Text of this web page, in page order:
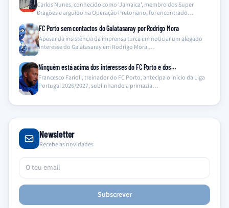
Carlos Nunes, conhecido como 'Jamaica', membro dos Super
Dragões e arguido na Operação Pretoriano, foi encontrado…
FC Porto sem contactos do Galatasaray por Rodrigo Mora
Apesar da insistência da imprensa turca em noticiar um alegado
interesse do Galatasaray em Rodrigo Mora,…
Ninguém está acima dos interesses do FC Porto e dos…
Francesco Farioli, treinador do FC Porto, antecipa o início da Liga
Portugal 2026/2027, sublinhando a primazia…
Newsletter
Recebe as novidades
Subscrever